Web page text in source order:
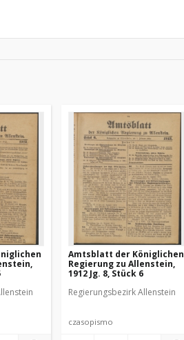
Amtsblatt der Königlichen
Regierung zu Allenstein,
1912 Jg. 8, Stück 6
Regierungsbezirk Allenstein
czasopismo